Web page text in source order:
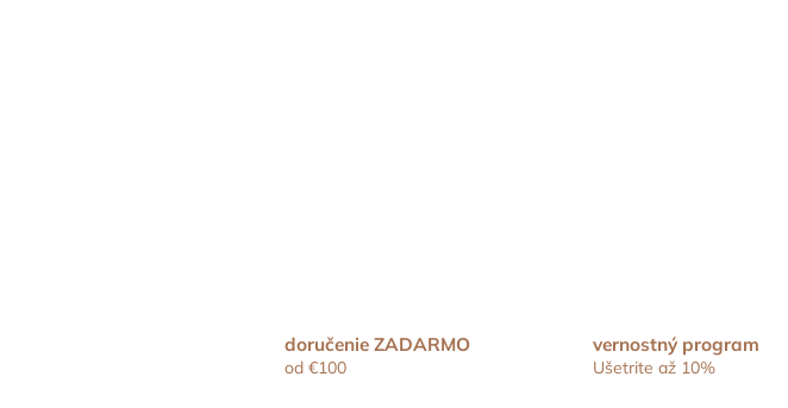
doručenie ZADARMO
od €100
vernostný program
Ušetrite až 10%